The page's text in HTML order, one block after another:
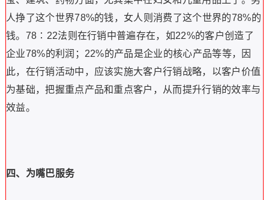
人挣了这个世界78%的钱，女人则消费了这个世界的78%的
钱。 78∶22法则在行销中普遍存在，如22%的客户创造了
企业78%的利润；22%的产品是企业的核心产品等等，因
此，在行销活动中，应该实施大客户行销战略，以客户价值
为基础，把握重点产品和重点客户，从而提升行销的效率与
效益。
四、为嘴巴服务